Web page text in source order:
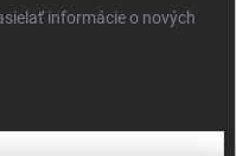
informácie o nových